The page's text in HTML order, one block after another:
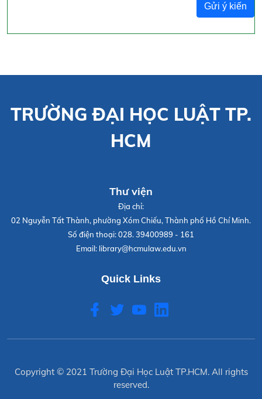
Gửi ý kiến
TRƯỜNG ĐẠI HỌC LUẬT TP.
HCM
Thư viện
Địa chỉ:
02 Nguyễn Tất Thành, phường Xóm Chiếu, Thành phố Hồ Chí Minh.
Số điện thoại:028. 39400989 - 161
Email: library@hcmulaw.edu.vn
Quick Links
Copyright © 2021 Trường Đại Học Luật TP.HCM. All rights
reserved.